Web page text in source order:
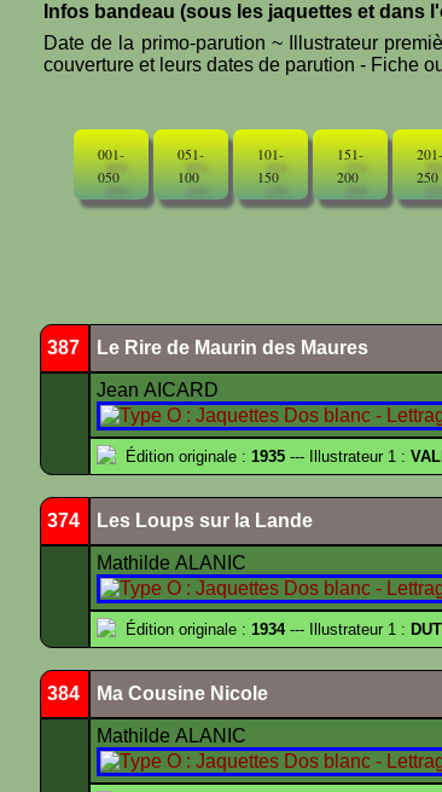
Infos bandeau (sous les jaquettes et dans
Date de la primo-parution ~ Illustrateur
couverture et leurs dates de parution - Fiche
001-
050
051-
100
101-
150
151-
200
201-
250
387 Le Rire de Maurin des Maures
Jean AICARD
Édition originale : 1935 --- Illustrateur 1 :
374 Les Loups sur la Lande
Mathilde ALANIC
Édition originale : 1934--- Illustrateur 1 :
384 Ma Cousine Nicole
Mathilde ALANIC